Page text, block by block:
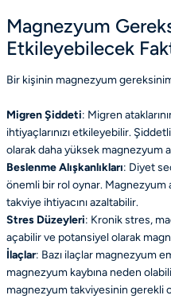
Magnezyum
Etkileyebilecek
Bir kişinin magnezyum
Migren Şiddeti: Migren
ihtiyaçlarınızı etkileyebilir.
olarak daha yüksek magnezyum
Beslenme Alışkanlıkları: Diyet
önemli bir rol oynar. Magnezyum
takviye ihtiyacını azaltabilir.
Stres Düzeyleri: Kronik stres,
açabilir ve potansiyel olarak
İlaçlar: Bazı ilaçlar magnezyum
magnezyum kaybına neden
magnezyum takviyesinin gerekli